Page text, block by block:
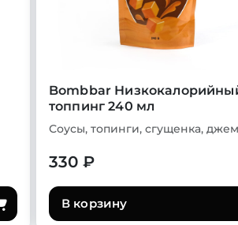
Bombbar
топпинг 240 мл
Соусы, топинги, сгущенка,
330 ₽
В корзину